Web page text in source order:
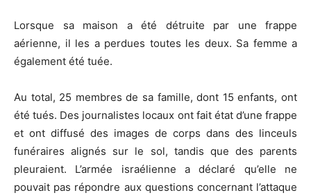
Lorsque sa maison a été détruite par une frappe
aérienne, il les a perdues toutes les deux. Sa femme a
également été tuée.
Au total, 25 membres de sa famille, dont 15 enfants, ont
été tués. Des journalistes locaux ont fait état d’une frappe
et ont diffusé des images de corps dans des linceuls
funéraires alignés sur le sol, tandis que des parents
pleuraient. L’armée israélienne a déclaré qu’elle ne
pouvait pas répondre aux questions concernant l’attaque